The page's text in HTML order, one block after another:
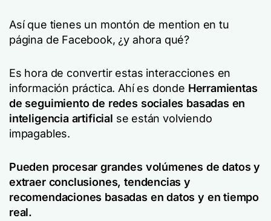
Así que tienes un montón de mention en tu
página de Facebook, ¿y ahora qué?
Es hora de convertir estas interacciones en
información práctica. Ahí es donde Herramientas
de seguimiento de redes sociales basadas en
inteligencia artificial se están volviendo
impagables.
Pueden procesar grandes volúmenes de datos y
extraer conclusiones, tendencias y
recomendaciones basadas en datos y en tiempo
real.